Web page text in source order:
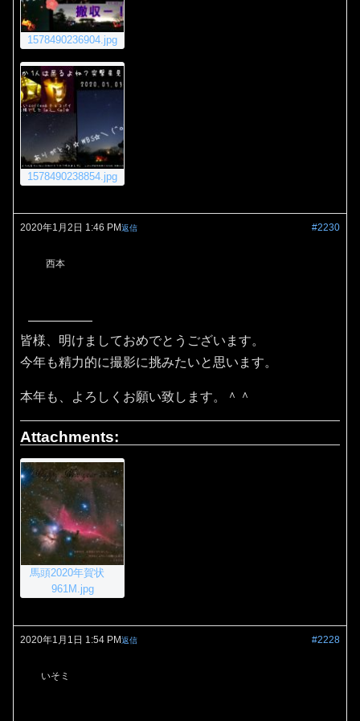
1578490236904.jpg
1578490238854.jpg
2020年1月2日 1:46 PM #2230
返信
西本
皆様、明けましておめでとうございます。
今年も精力的に撮影に挑みたいと思います。
本年も、よろしくお願い致します。＾＾
Attachments:
馬頭2020年賀状
961M.jpg
2020年1月1日 1:54 PM #2228
返信
いそミ